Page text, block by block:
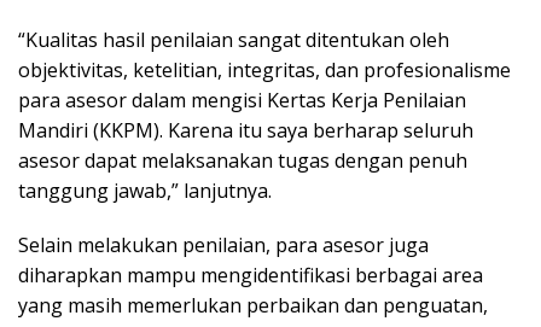
“Kualitas hasil penilaian sangat ditentukan oleh
objektivitas, ketelitian, integritas, dan profesionalisme
para asesor dalam mengisi Kertas Kerja Penilaian
Mandiri (KKPM). Karena itu saya berharap seluruh
asesor dapat melaksanakan tugas dengan penuh
tanggung jawab,” lanjutnya.
Selain melakukan penilaian, para asesor juga
diharapkan mampu mengidentifikasi berbagai area
yang masih memerlukan perbaikan dan penguatan,